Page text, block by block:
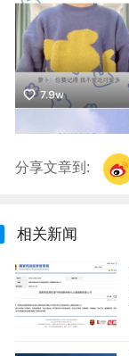
分享文章到:
相关新闻